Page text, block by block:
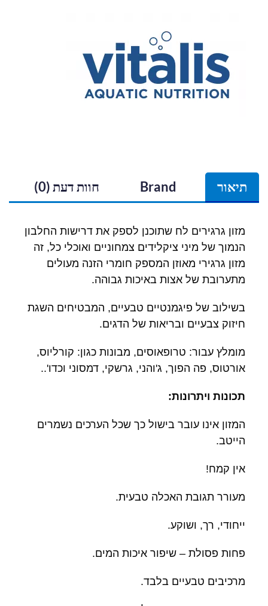
תיאור Brand חוות דעת (0)
מזון גרגירים לח שתוכנן לספק את דרישות החלבון
הנמוך של מיני ציקלידים צמחוניים ואוכלי כל, זה
מזון גרגירי מאוזן המספק חומרי הזנה מעולים
מתערובת של אצות באיכות גבוהה.
בשילוב של פיגמנטיים טבעיים, המבטיחים השגת
חיזוק צבעיים ובריאות של הדגים.
מומלץ עבור: טרופאוסים, מבונות כגון: קורליוס,
אורטוס, פה הפוך, ג'והני, גרשקי, דמסוני וכדו'..
תכונות ויתרונות:
המזון אינו עובר בישול כך שכל הערכים נשמרים
הייטב.
אין קמח!
מעורר תגובת האכלה טבעית.
ייחודי, רך, ושוקע.
פחות פסולת – שיפור איכות המים.
מרכיבים טבעיים בלבד.